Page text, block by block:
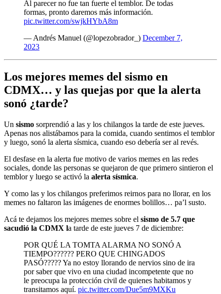
Al parecer no fue tan fuerte el temblor. De todas
formas, pronto daremos más información.
pic.twitter.com/swjkHYbA8m
— Andrés Manuel (@lopezobrador_) December 7,
2023
Los mejores memes del sismo en
CDMX… y las quejas por que la alerta
sonó ¿tarde?
Un sismo sorprendió a las y los chilangos la tarde de este jueves.
Apenas nos alistábamos para la comida, cuando sentimos el temblor
y luego, sonó la alerta sísmica, cuando eso debería ser al revés.
El desfase en la alerta fue motivo de varios memes en las redes
sociales, donde las personas se quejaron de que primero sintieron el
temblor y luego se activó la alerta sísmica.
Y como las y los chilangos preferimos reirnos para no llorar, en los
memes no faltaron las imágenes de enormes bolillos… pa’l susto.
Acá te dejamos los mejores memes sobre el sismo de 5.7 que
sacudió la CDMX la tarde de este jueves 7 de diciembre:
POR QUÉ LA TOMTA ALARMA NO SONÓ A
TIEMPO?????? PERO QUE CHINGADOS
PASÓ????? Ya no estoy llorando de nervios sino de ira
por saber que vivo en una ciudad incompetente que no
le preocupa la protección civil de quienes habitamos y
transitamos aquí. pic.twitter.com/Due5m9MXKu